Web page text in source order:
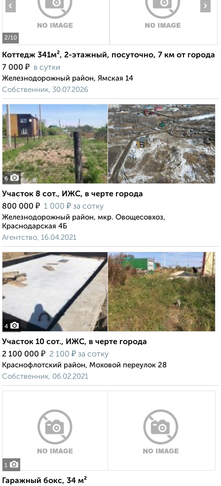
2/10
‹ ›
Коттедж 341м², 2-этажный, посуточно, 7 км от города
7 000 ₽ в сутки
Железнодорожный район, Ямская 14
Собственник, 30.07.2026
6
Участок 8 сот., ИЖС, в черте города
800 000 ₽ 1 000 ₽ за сотку
Железнодорожный район, мкр. Овощесовхоз,
Краснодарская 4Б
Агентство, 16.04.2021
4
Участок 10 сот., ИЖС, в черте города
2 100 000 ₽ 2 100 ₽ за сотку
Краснофлотский район, Моховой переулок 28
Собственник, 06.02.2021
1
Гаражный бокс, 34 м²